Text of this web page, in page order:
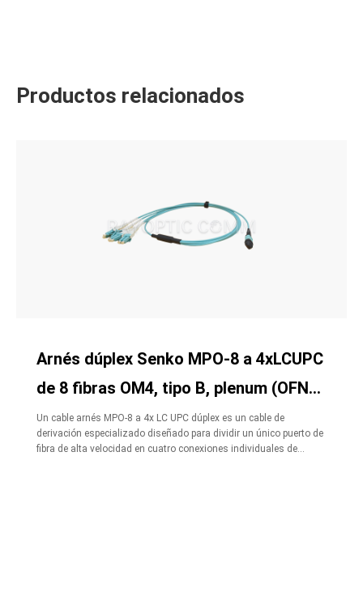
Productos relacionados
Arnés dúplex Senko MPO-8 a 4xLCUPC
de 8 fibras OM4, tipo B, plenum (OFNP)
Aqua
Un cable arnés MPO-8 a 4x LC UPC dúplex es un cable de
derivación especializado diseñado para dividir un único puerto de
fibra de alta velocidad en cuatro conexiones individuales de